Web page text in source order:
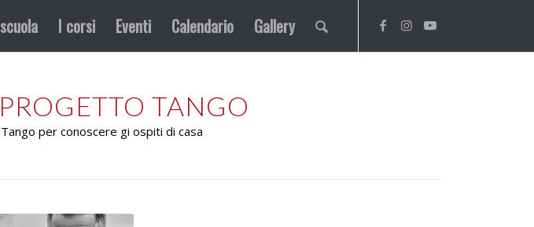
I corsi Eventi Calendario Gallery
TANGO
per conoscere gi ospiti di casa